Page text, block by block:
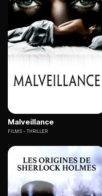
Malveillance
FILMS THRILLER